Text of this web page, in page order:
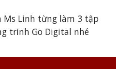
Ms Linh từng làm 3 tập
trinh Go Digital nhé